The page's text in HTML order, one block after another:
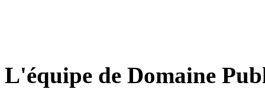
L'équipe de Domaine